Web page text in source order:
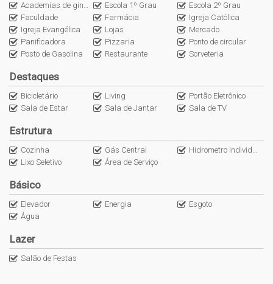
->Empreendimento:
Elevador
Bicicletário
Salão de festas
Portão eletrônico
-> Valor sujeito a alteração conforme tabela da construtora.
Nos chame pelo ícone do WhatsApp para marcar uma visita!
Visite a NS Imóveis em Itajaí e conheça esta e outras ofertas
disponíveis para você!
Academias de ginástica Escola 1º Grau
Escola 2º Grau
Faculdade
Farmácia
Igreja Católica
Igreja Evangélica
Lojas
Mercado
Panificadora
Pizzaria
Ponto de circular
Posto de Gasolina
Restaurante Sorveteria
Destaques
Bicicletário Living
Portão Eletrônico
Sala de Estar
Sala de Jantar Sala de TV
Estrutura
Cozinha Gás Central
Hidrometro Individual
Lixo Seletivo
Área de Serviço
Básico
Elevador Energia
Esgoto
Água
Lazer
Salão de Festas